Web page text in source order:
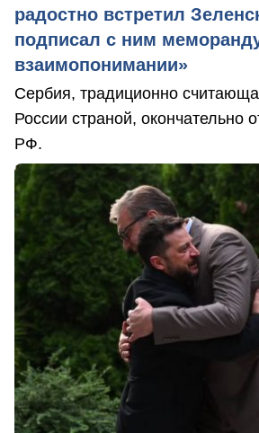
радостно встретил
подписал с ним
взаимопонимании»
Сербия, традиционно
России страной, окончательно
РФ.